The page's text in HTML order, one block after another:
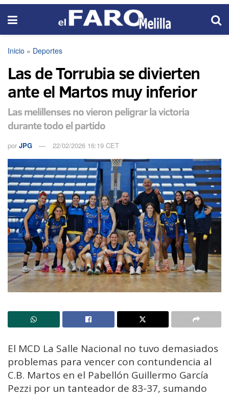
Inicio » Deportes
Las de Torrubia se divierten
ante el Martos muy inferior
Las melillenses no vieron peligrar la victoria
durante todo el partido
por JPG 22/02/2026 16:19 CET
El MCD La Salle Nacional no tuvo demasiados
problemas para vencer con contundencia al
C.B. Martos en el Pabellón Guillermo García
Pezzi por un tanteador de 83-37, sumando